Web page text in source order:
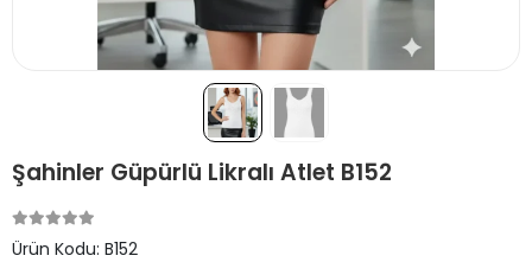
Şahinler Güpürlü Likralı Atlet B152
Ürün Kodu: B152